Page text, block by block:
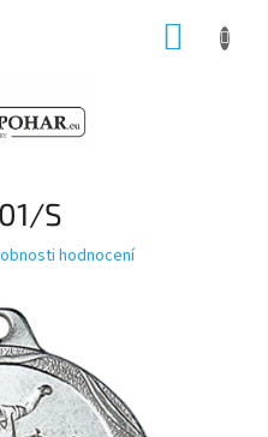
S
hodnocení